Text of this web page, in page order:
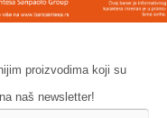
proizvodima koji su
naš newsletter!